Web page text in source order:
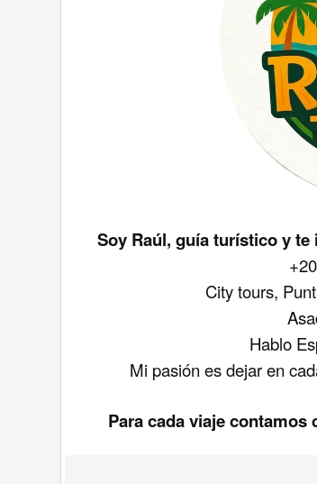
Soy Raúl, guía turístico y
City tours,
Hablo
Mi pasión es dejar en
Para cada viaje